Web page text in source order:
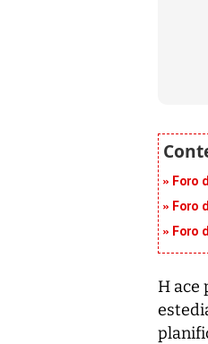
Foro
Foro
Foro
H ace